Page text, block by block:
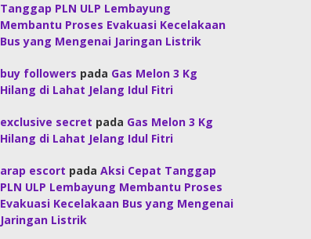
Tanggap PLN ULP Lembayung
Membantu Proses Evakuasi Kecelakaan
Bus yang Mengenai Jaringan Listrik
buy followers pada Gas Melon 3 Kg
Hilang di Lahat Jelang Idul Fitri
exclusive secret pada Gas Melon 3 Kg
Hilang di Lahat Jelang Idul Fitri
arap escort padaAksi Cepat Tanggap
PLN ULP Lembayung Membantu Proses
Evakuasi Kecelakaan Bus yang Mengenai
Jaringan Listrik